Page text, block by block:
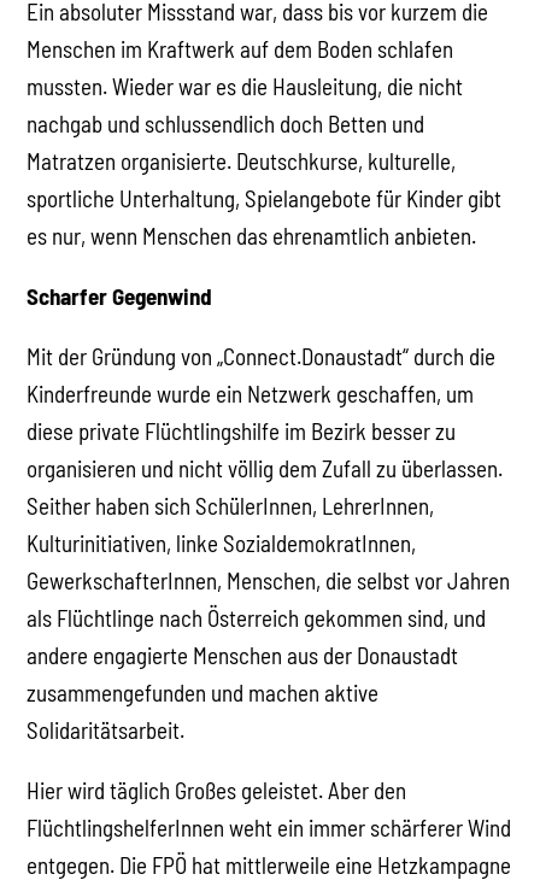
Ein absoluter Missstand war, dass bis vor kurzem die
Menschen im Kraftwerk auf dem Boden schlafen
mussten. Wieder war es die Hausleitung, die nicht
nachgab und schlussendlich doch Betten und
Matratzen organisierte. Deutschkurse, kulturelle,
sportliche Unterhaltung, Spielangebote für Kinder gibt
es nur, wenn Menschen das ehrenamtlich anbieten.
Scharfer Gegenwind
Mit der Gründung von „Connect.Donaustadt“ durch die
Kinderfreunde wurde ein Netzwerk geschaffen, um
diese private Flüchtlingshilfe im Bezirk besser zu
organisieren und nicht völlig dem Zufall zu überlassen.
Seither haben sich SchülerInnen, LehrerInnen,
Kulturinitiativen, linke SozialdemokratInnen,
GewerkschafterInnen, Menschen, die selbst vor Jahren
als Flüchtlinge nach Österreich gekommen sind, und
andere engagierte Menschen aus der Donaustadt
zusammengefunden und machen aktive
Solidaritätsarbeit.
Hier wird täglich Großes geleistet. Aber den
FlüchtlingshelferInnen weht ein immer schärferer Wind
entgegen. Die FPÖ hat mittlerweile eine Hetzkampagne